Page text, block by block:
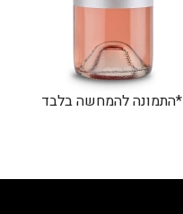
*התמונה להמחשה בלבד